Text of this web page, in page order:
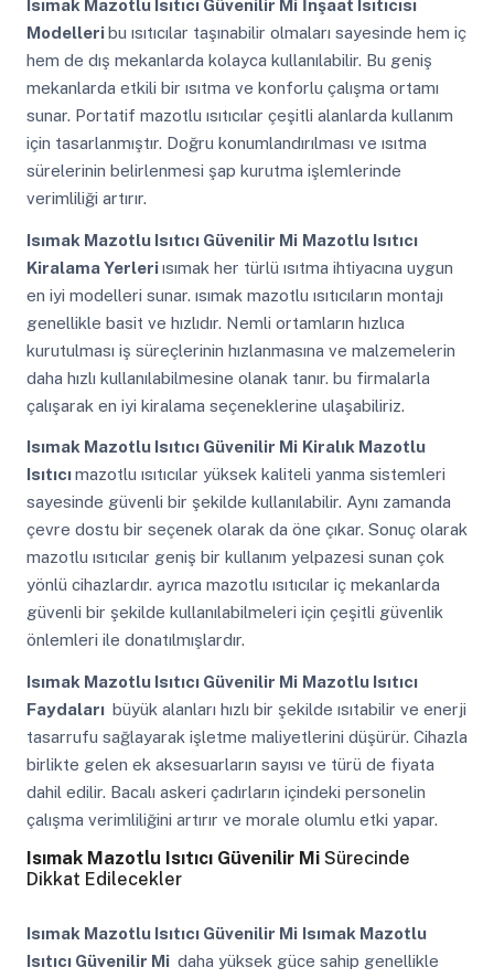
Isımak Mazotlu Isıtıcı Güvenilir Mi İnşaat Isıtıcısı
Modelleribu ısıtıcılar taşınabilir olmaları sayesinde hem iç
hem de dış mekanlarda kolayca kullanılabilir. Bu geniş
mekanlarda etkili bir ısıtma ve konforlu çalışma ortamı
sunar. Portatif mazotlu ısıtıcılar çeşitli alanlarda kullanım
için tasarlanmıştır. Doğru konumlandırılması ve ısıtma
sürelerinin belirlenmesi şap kurutma işlemlerinde
verimliliği artırır.
Isımak Mazotlu Isıtıcı Güvenilir Mi Mazotlu Isıtıcı
Kiralama Yerleriısımak her türlü ısıtma ihtiyacına uygun
en iyi modelleri sunar. ısımak mazotlu ısıtıcıların montajı
genellikle basit ve hızlıdır. Nemli ortamların hızlıca
kurutulması iş süreçlerinin hızlanmasına ve malzemelerin
daha hızlı kullanılabilmesine olanak tanır. bu firmalarla
çalışarak en iyi kiralama seçeneklerine ulaşabiliriz.
Isımak Mazotlu Isıtıcı Güvenilir Mi Kiralık Mazotlu
Isıtıcımazotlu ısıtıcılar yüksek kaliteli yanma sistemleri
sayesinde güvenli bir şekilde kullanılabilir. Aynı zamanda
çevre dostu bir seçenek olarak da öne çıkar. Sonuç olarak
mazotlu ısıtıcılar geniş bir kullanım yelpazesi sunan çok
yönlü cihazlardır. ayrıca mazotlu ısıtıcılar iç mekanlarda
güvenli bir şekilde kullanılabilmeleri için çeşitli güvenlik
önlemleri ile donatılmışlardır.
Isımak Mazotlu Isıtıcı Güvenilir Mi Mazotlu Isıtıcı
Faydaları büyük alanları hızlı bir şekilde ısıtabilir ve enerji
tasarrufu sağlayarak işletme maliyetlerini düşürür. Cihazla
birlikte gelen ek aksesuarların sayısı ve türü de fiyata
dahil edilir. Bacalı askeri çadırların içindeki personelin
çalışma verimliliğini artırır ve morale olumlu etki yapar.
Isımak Mazotlu Isıtıcı Güvenilir MiSürecinde
Dikkat Edilecekler
Isımak Mazotlu Isıtıcı Güvenilir Mi Isımak Mazotlu
Isıtıcı Güvenilir Mi daha yüksek güce sahip genellikle